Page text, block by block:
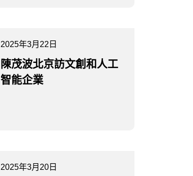
2025年3月22日
陳茂波北京訪文創和人工
智能企業
2025年3月20日